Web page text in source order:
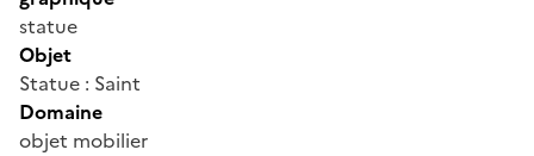
statue
Objet
Statue : Saint
Domaine
objet mobilier